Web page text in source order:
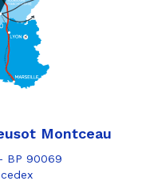
Montceau
BP 90069